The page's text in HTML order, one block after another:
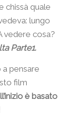
chissà quale
lungo
vedere cosa?
Parte1.
a pensare
film
è basato